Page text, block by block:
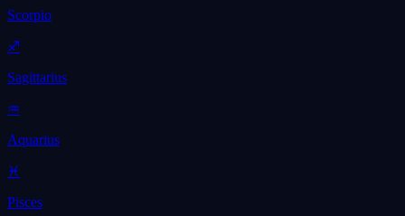
Scorpio
♐
Sagittarius
♒
Aquarius
♓
Pisces